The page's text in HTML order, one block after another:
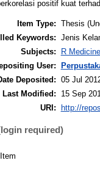
positif kuat
Item Type: Thesis
Keywords:
Jenis
Subjects:
R
User:
Deposited:
05 Jul
Last Modified:
15 Sep
URI:
http://
required)